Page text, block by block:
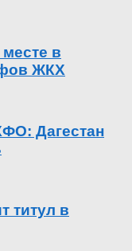
в
ЖКХ
Дагестан
титул в